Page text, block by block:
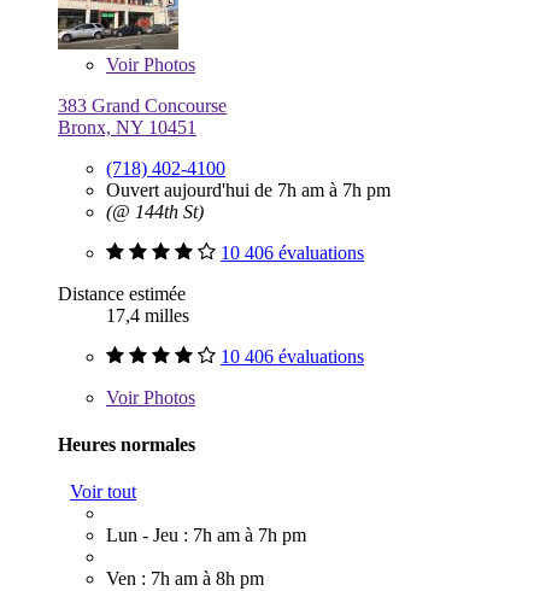
VoirPhotos
383 Grand Concourse
Bronx, NY 10451
(718) 402-4100
Ouvert aujourd'hui de 7h am à 7h pm
(@ 144th St)
10 406 évaluations
Distance estimée
17,4 milles
10 406 évaluations
VoirPhotos
Heures normales
Voir tout
Lun - Jeu : 7h am à 7h pm
Ven : 7h am à 8h pm